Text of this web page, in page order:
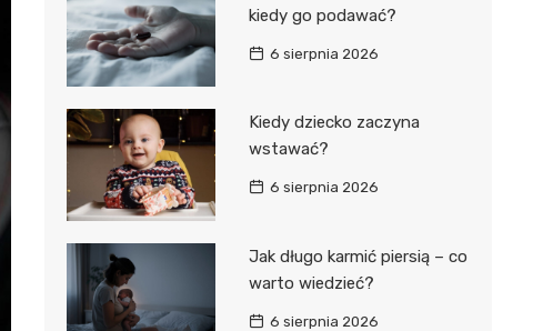
kiedy go podawać?
6 sierpnia 2026
Kiedy dziecko zaczyna
wstawać?
6 sierpnia 2026
Jak długo karmić piersią – co
warto wiedzieć?
6 sierpnia 2026